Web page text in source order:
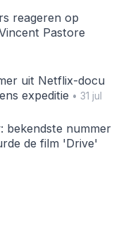
reageren op
Pastore
uit Netflix-docu
expeditie • 31 jul
bekendste nummer
de film 'Drive'